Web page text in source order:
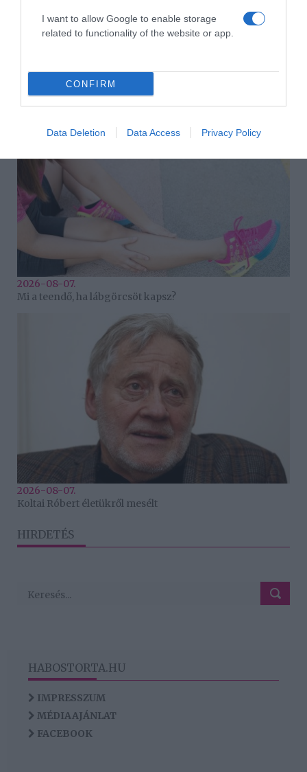
I want to allow Google to enable storage
related to functionality of the website or app.
CONFIRM
Data Deletion Data Access Privacy Policy
2026-08-07.
Grillezett halloumis cukkinis tésztasaláta
2026-08-07.
Mi a teendő, ha lábgörcsöt kapsz?
2026-08-07.
Koltai Róbert életükről mesélt
HIRDETÉS
HABOSTORTA.HU
IMPRESSZUM
MÉDIAAJÁNLAT
FACEBOOK